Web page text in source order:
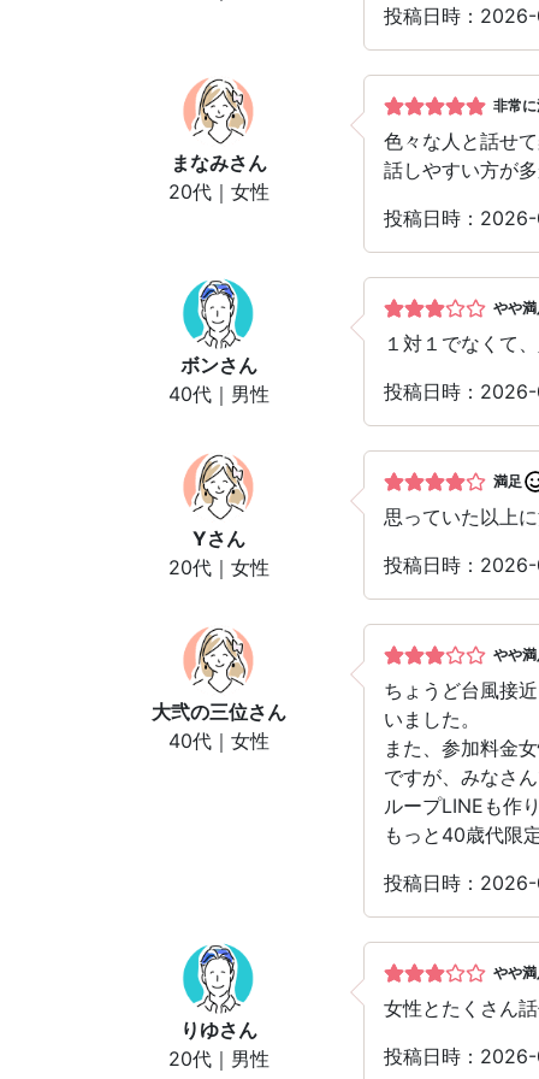
投稿日時：
まなみさん
20代｜女性
非常
色々な人と話せ
話しやすい方が
投稿日時：2026-
ボンさん
40代｜男性
やや
１対１でなくて
投稿日時：2026-
Yさん
20代｜女性
満足
思っていた以上
投稿日時：2026-
大弐の三位さん
40代｜女性
やや
ちょうど台風接
いました。
また、参加料金
ですが、みなさ
ループLINEも作
もっと40歳代限
投稿日時：2026-
りゆさん
20代｜男性
やや
女性とたくさん
投稿日時：2026-